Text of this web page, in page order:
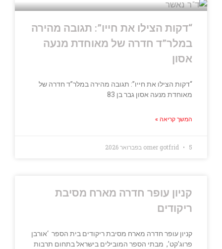
“דקות הצילו את חייו”: תגובה מהירה
במלר”ד חדרה של מאוחדת מנעה
אסון
“דקות הצילו את חייו”: תגובה מהירה במלר”ד חדרה של
מאוחדת מנעה אסון גבר בן 83
המשך קריאה »
omer gotfrid 5 בפברואר 2026
קניון עופר חדרה מארח מסיבת
ריקודים
קניון עופר חדרה מארח מסיבת ריקודים בית הספר ‘אורבן
פרוג’קט’, מבתי הספר המובילים בישראל בתחום תרבות